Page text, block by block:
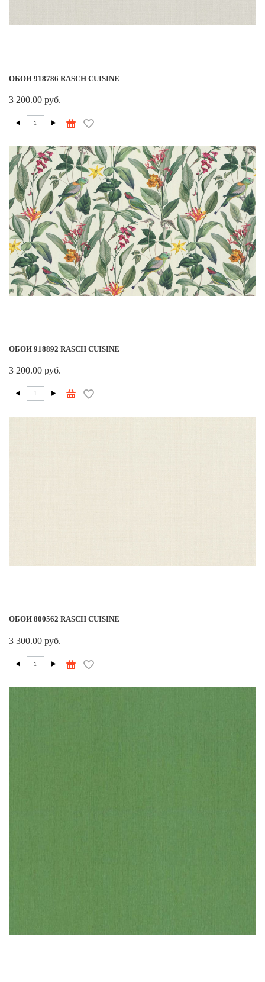
ОБОИ 918786 RASCH CUISINE
3 200.00 руб.
ОБОИ 918892 RASCH CUISINE
3 200.00 руб.
ОБОИ 800562 RASCH CUISINE
3 300.00 руб.